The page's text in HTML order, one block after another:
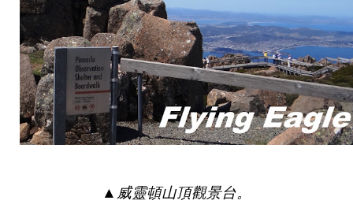
▲ 威靈頓山頂觀景台。